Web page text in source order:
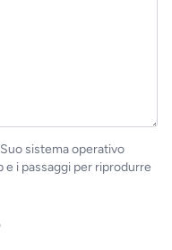
sistema operativo
i passaggi per riprodurre